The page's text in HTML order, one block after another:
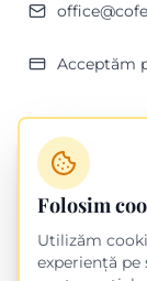
Acceptăm
Folosim
Utilizăm
experiență pe